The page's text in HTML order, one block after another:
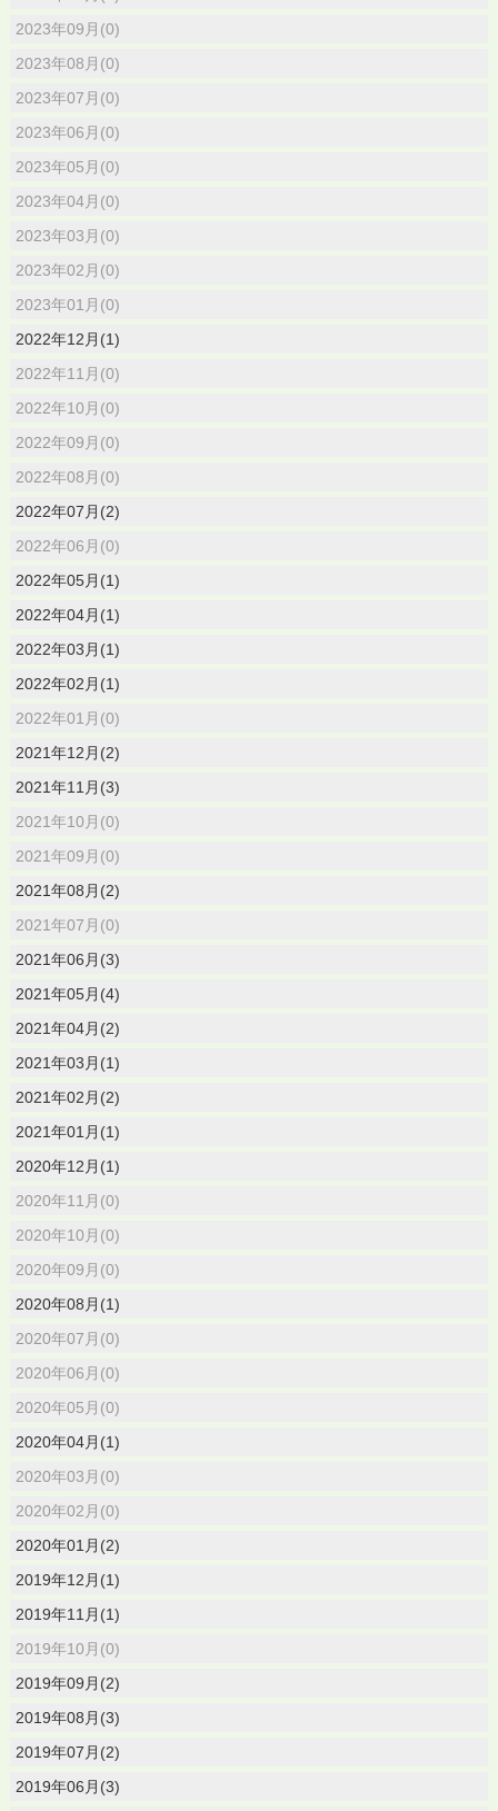
2023年09月(0)
2023年08月(0)
2023年07月(0)
2023年06月(0)
2023年05月(0)
2023年04月(0)
2023年03月(0)
2023年02月(0)
2023年01月(0)
2022年12月(1)
2022年11月(0)
2022年10月(0)
2022年09月(0)
2022年08月(0)
2022年07月(2)
2022年06月(0)
2022年05月(1)
2022年04月(1)
2022年03月(1)
2022年02月(1)
2022年01月(0)
2021年12月(2)
2021年11月(3)
2021年10月(0)
2021年09月(0)
2021年08月(2)
2021年07月(0)
2021年06月(3)
2021年05月(4)
2021年04月(2)
2021年03月(1)
2021年02月(2)
2021年01月(1)
2020年12月(1)
2020年11月(0)
2020年10月(0)
2020年09月(0)
2020年08月(1)
2020年07月(0)
2020年06月(0)
2020年05月(0)
2020年04月(1)
2020年03月(0)
2020年02月(0)
2020年01月(2)
2019年12月(1)
2019年11月(1)
2019年10月(0)
2019年09月(2)
2019年08月(3)
2019年07月(2)
2019年06月(3)